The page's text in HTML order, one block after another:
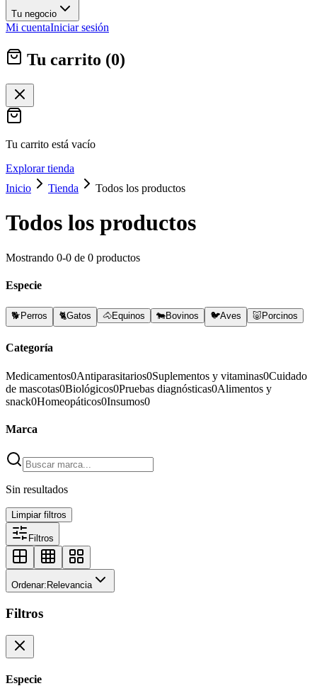
Tu negocio
Mi cuentaIniciar sesión
Tu carrito (0)
Tu carrito está vacío
Explorar tienda
Inicio
Tienda Todos los productos
Todos los productos
Mostrando 0-0 de 0 productos
Especie
🐕 Perros 🐈Gatos 🐴Equinos 🐄Bovinos 🐦Aves 🐷 Porcinos
Categoría
Medicamentos0Antiparasitarios0Suplementos y vitaminas0Cuidado
de mascotas0Biológicos0Pruebas diagnósticas0Alimentos y
snack0Homeopáticos0Insumos0
Marca
Sin resultados
Limpiar filtros
Filtros
Ordenar: Relevancia
Filtros
Especie